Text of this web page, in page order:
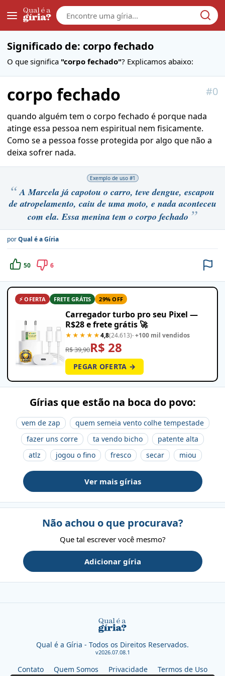
Galera
Significado de: corpo fechado
O que significa "corpo fechado"? Explicamos abaixo:
#0
corpo fechado
quando alguém tem o corpo fechado é porque nada
atinge essa pessoa nem espiritual nem fisicamente.
Como se a pessoa fosse protegida por algo que não a
deixa sofrer nada.
Exemplo de uso #1
A Marcela já capotou o carro, teve dengue, escapou
de atropelamento, caiu de uma moto, e nada aconteceu
com ela. Essa menina tem o corpo fechado
porQual é a Gíria
50 6
⚡ OFERTA FRETE GRÁTIS 29% OFF
Carregador turbo pro seu Pixel —
R$28 e frete grátis 🚀
★★★★★4,8(24.613)· +100 mil vendidos
R$ 39,90R$ 28
PEGAR OFERTA →
Gírias que estão na boca do povo:
vem de zap
quem semeia vento colhe tempestade
fazer uns corre
ta vendo bicho
patente alta
atlz
jogou o fino fresco secar miou
Ver mais gírias
Não achou o que procurava?
Que tal escrever você mesmo?
Adicionar gíria
Qual é a Gíria - Todos os Direitos Reservados.
v2026.07.08.1
Contato Quem Somos Privacidade Termos de Uso